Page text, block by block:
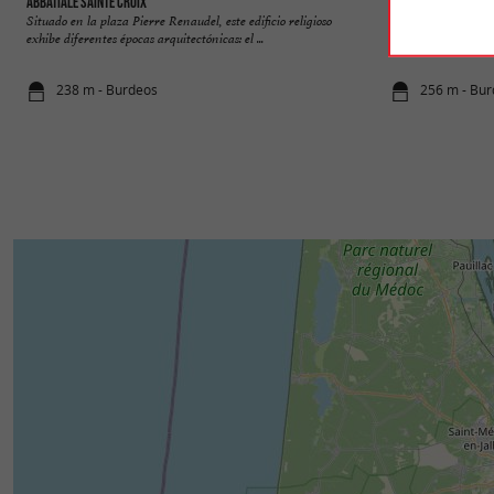
Situado en la plaza Pierre Renaudel, este edificio religioso
exhibe diferentes épocas arquitectónicas: el ...
238 m - Burdeos
También
256 m -